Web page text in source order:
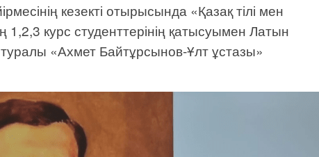
кезекті отырысында «Қазақ тілі мен
курс студенттерінің қатысуымен Латын
«Ахмет Байтұрсынов-Ұлт ұстазы»